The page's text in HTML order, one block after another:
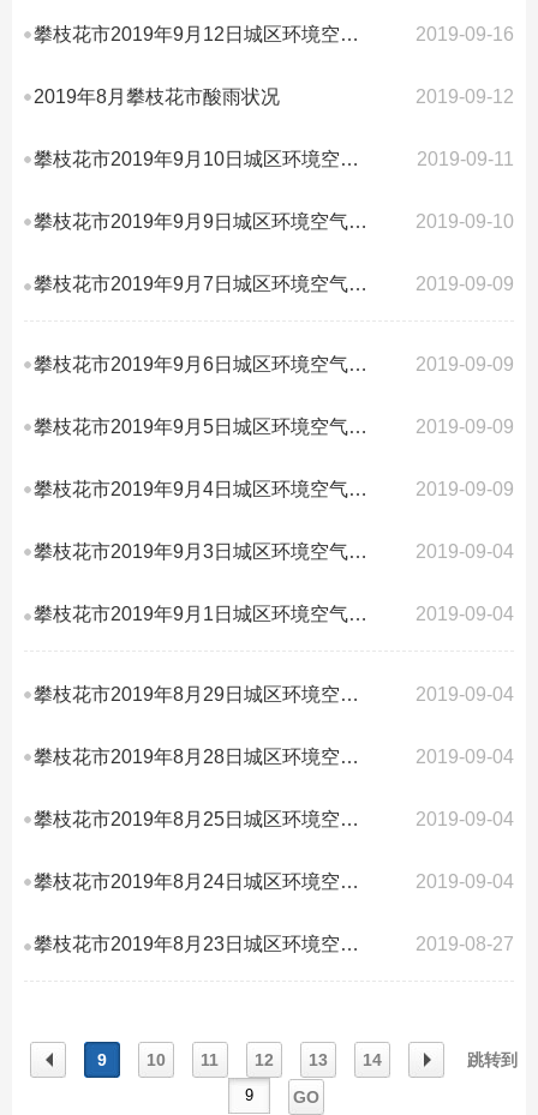
攀枝花市2019年9月12日城区环境空气质量AQI指数 2019-09-16
2019年8月攀枝花市酸雨状况 2019-09-12
攀枝花市2019年9月10日城区环境空气质量AQI指数 2019-09-11
攀枝花市2019年9月9日城区环境空气质量AQI指数 2019-09-10
攀枝花市2019年9月7日城区环境空气质量AQI指数 2019-09-09
攀枝花市2019年9月6日城区环境空气质量AQI指数 2019-09-09
攀枝花市2019年9月5日城区环境空气质量AQI指数 2019-09-09
攀枝花市2019年9月4日城区环境空气质量AQI指数 2019-09-09
攀枝花市2019年9月3日城区环境空气质量AQI指数 2019-09-04
攀枝花市2019年9月1日城区环境空气质量AQI指数 2019-09-04
攀枝花市2019年8月29日城区环境空气质量AQI指数 2019-09-04
攀枝花市2019年8月28日城区环境空气质量AQI指数 2019-09-04
攀枝花市2019年8月25日城区环境空气质量AQI指数 2019-09-04
攀枝花市2019年8月24日城区环境空气质量AQI指数 2019-09-04
攀枝花市2019年8月23日城区环境空气质量AQI指数 2019-08-27
9 10 11 12 13 14
跳转到
GO